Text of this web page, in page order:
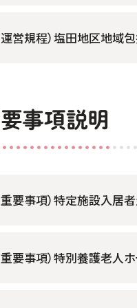
運営規程）塩田地区地域
事項説明
重要事項）特定施設入居
重要事項）特別養護老人